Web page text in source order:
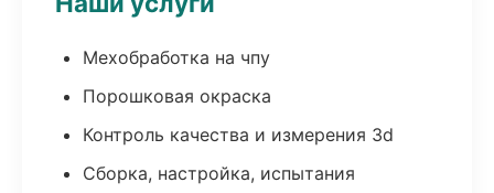
Мехобработка на чпу
Порошковая окраска
Контроль качества и измерения 3d
Сборка, настройка, испытания